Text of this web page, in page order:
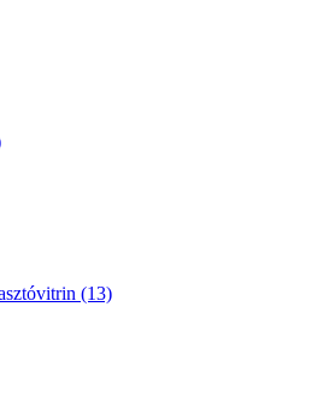
(13)